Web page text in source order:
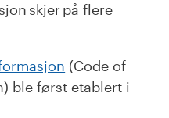
skjer på flere
(Code of
ble først etablert i